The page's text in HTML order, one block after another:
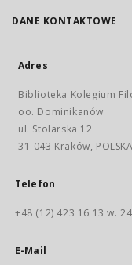
DANE KONTAKTOWE
Adres
Biblioteka Kolegium
oo. Dominikanów
ul. Stolarska 12
31-043 Kraków, POLSKA
Telefon
+48 (12) 423 16 13 w.
E-Mail